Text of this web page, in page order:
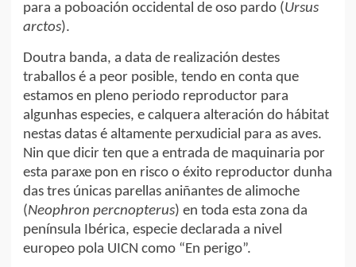
para a poboación occidental de oso pardo (Ursus
arctos).
Doutra banda, a data de realización destes
traballos é a peor posible, tendo en conta que
estamos en pleno periodo reproductor para
algunhas especies, e calquera alteración do hábitat
nestas datas é altamente perxudicial para as aves.
Nin que dicir ten que a entrada de maquinaria por
esta paraxe pon en risco o éxito reproductor dunha
das tres únicas parellas aniñantes de alimoche
(Neophron percnopterus) en toda esta zona da
península Ibérica, especie declarada a nivel
europeo pola UICN como “En perigo”.